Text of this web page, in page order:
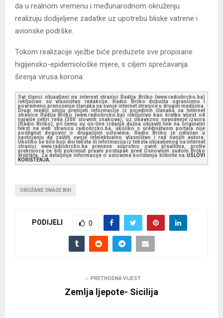
da u realnom vremenu i međunarodnom okruženju
realizuju dodijeljene zadatke uz upotrebu bliske vatrene i
avionske podrške.
Tokom realizacije vježbe biće preduzete sve propisane
higijensko-epidemiološke mjere, s ciljem sprečavanja
širenja virusa korona.
Svi članci objavljeni na internet stranici Radija Brčko (www.radiobrcko.ba)
isključivo su vlasništvo redakcije. Radio Brčko dopušta ograničeno i
povremeno prenošenje članaka sa svoje internet stranice u drugim medijima.
Drugi mediji smiju prenijeti informacije iz pojedinih članaka sa Internet
stranice Radija Brčko (www.radiobrcko.ba) isključivo kao kratku vijest od
najviše četiri reda (300 slovnih znakova), uz obavezno navođenje izvora
(Radio Brčko), pri čemu su on-line izdanja dužna objaviti link na originalni
tekst na web stranicu radiobrcko.ba, ukoliko s uredništvom portala nije
postignut dogovor o drugačijim uslovima. Radio Brčko je odlučan u
nastojanju da zaštiti svoje intelektualno vlasništvo i rad svojih autora.
Ukoliko se bilo koji dio teksta ili informacija iz teksta objavljenog na internet
stranici www.radiobrcko.ba prenese suprotno ovim pravilima, protiv
prekršioca će biti pokrenut pravni postupak pred Osnovnim sudom Brčko
distrikta. Za detaljnije informacije o uslovima korištenja kliknite na USLOVI
KORIŠTENJA.
ORUŽANE SNAGE BIH
PODIJELI 0
PRETHODNA VIJEST
Zemlja ljepote- Sicilija